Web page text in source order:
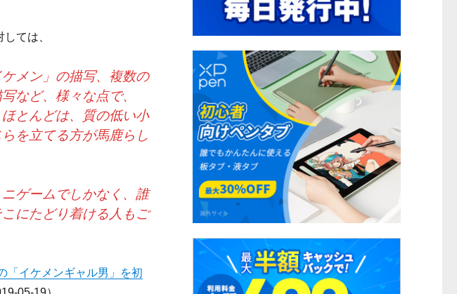
ては、
メン」の描写、複数の
など、様々な点で、
とんどは、質の低い小
を立てる方が馬鹿らし
ゲームでしかなく、誰
にたどり着ける人もご
「イケメンギャル男」を初